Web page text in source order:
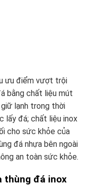
ưu điểm vượt trội
bằng chất liệu mút
giữ lạnh trong thời
lấy đá; chất liệu inox
cho sức khỏe của
đá nhựa bên ngoài
an toàn sức khỏe.
thùng đá inox